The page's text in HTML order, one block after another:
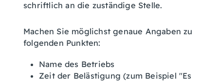
schriftlich an die zuständige Stelle.
Machen Sie möglichst genaue Angaben zu
folgenden Punkten:
Name des Betriebs
Zeit der Belästigung (zum Beispiel "Es